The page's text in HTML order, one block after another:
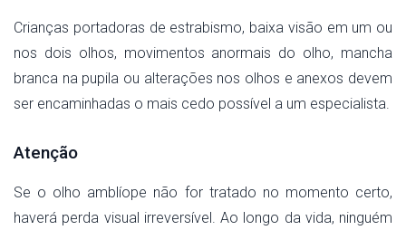
Crianças portadoras de estrabismo, baixa visão em um ou
nos dois olhos, movimentos anormais do olho, mancha
branca na pupila ou alterações nos olhos e anexos devem
ser encaminhadas o mais cedo possível a um especialista.
Atenção
Se o olho amblíope não for tratado no momento certo,
haverá perda visual irreversível. Ao longo da vida, ninguém